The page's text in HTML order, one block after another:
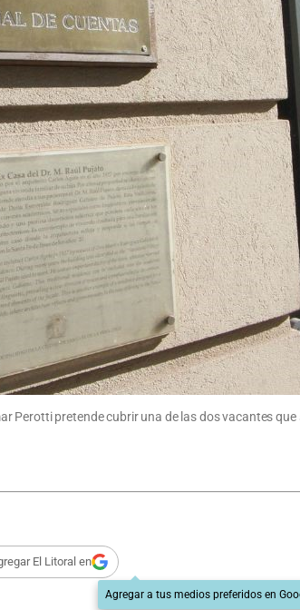
Perotti pretende cubrir una de las dos vacantes
El Litoral en
Agregar a tus medios preferidos en